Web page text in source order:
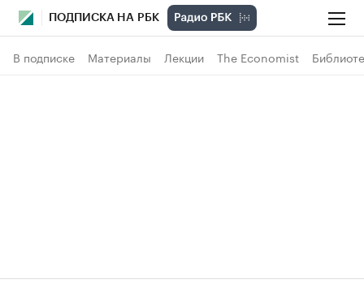
ПОДПИСКА НА РБК
В подписке Материалы Лекции The Economist